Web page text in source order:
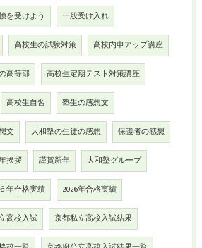
を受けよう 一般受け入れ
高校生の試験対策 高校内申アップ講座
高等部 高校生定期テスト対策講座
高校生自習 塾生の感想文
文 大和塾の生徒の感想 保護者の感想
挨拶 謹賀新年 大和塾グループ
年合格実績 2026年合格実績
高校入試 京都私立高校入試結果